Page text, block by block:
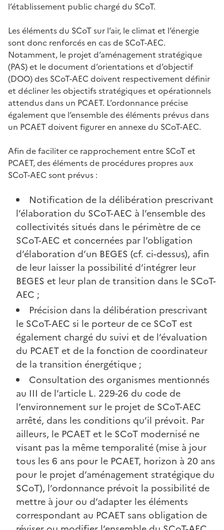
l’établissement public chargé du SCoT.
Les éléments du SCoT sur l’air, le climat et l’énergie
sont donc renforcés en cas de SCoT-AEC.
Notamment, le projet d’aménagement stratégique
(PAS) et le document d’orientations et d’objectif
(DOO) des SCoT-AEC doivent respectivement définir
et décliner les objectifs stratégiques et opérationnels
attendus dans un PCAET. L’ordonnance précise
également que l’ensemble des éléments prévus dans
un PCAET doivent figurer en annexe du SCoT-AEC.
Afin de faciliter ce rapprochement entre SCoT et
PCAET, des éléments de procédures propres aux
SCoT-AEC sont prévus :
Notification de la délibération prescrivant
l’élaboration du SCoT-AEC à l’ensemble des
collectivités situés dans le périmètre de ce
SCoT-AEC et concernées par l’obligation
d’élaboration d’un BEGES (cf. ci-dessus), afin
de leur laisser la possibilité d’intégrer leur
BEGES et leur plan de transition dans le SCoT-
AEC ;
Précision dans la délibération prescrivant
le SCoT-AEC si le porteur de ce SCoT est
également chargé du suivi et de l’évaluation
du PCAET et de la fonction de coordinateur
de la transition énergétique ;
Consultation des organismes mentionnés
au III de l’article L. 229-26 du code de
l’environnement sur le projet de SCoT-AEC
arrêté, dans les conditions qu’il prévoit. Par
ailleurs, le PCAET et le SCoT modernisé ne
visant pas la même temporalité (mise à jour
tous les 6 ans pour le PCAET, horizon à 20 ans
pour le projet d’aménagement stratégique du
SCoT), l’ordonnance prévoit la possibilité de
mettre à jour ou d’adapter les éléments
correspondant au PCAET sans obligation de